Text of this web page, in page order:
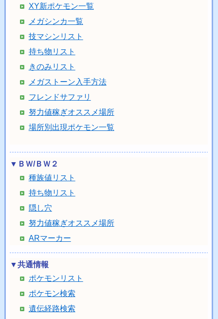
XY新ポケモン一覧
メガシンカ一覧
技マシンリスト
持ち物リスト
きのみリスト
メガストーン入手方法
フレンドサファリ
努力値稼ぎオススメ場所
場所別出現ポケモン一覧
▼ＢＷ/ＢＷ２
種族値リスト
持ち物リスト
隠し穴
努力値稼ぎオススメ場所
ARマーカー
▼共通情報
ポケモンリスト
ポケモン検索
遺伝経路検索